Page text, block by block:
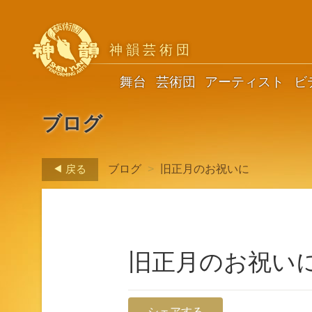
神韻芸術団
舞台 芸術団 アーティスト ビ
ブログ
戻る ブログ > 旧正月のお祝いに
旧正月のお祝い